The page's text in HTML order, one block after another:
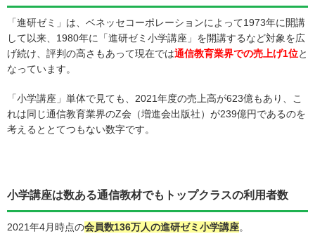
「進研ゼミ」は、ベネッセコーポレーションによって1973年に開講
して以来、1980年に「進研ゼミ小学講座」を開講するなど対象を広
げ続け、評判の高さもあって現在では通信教育業界での売上げ1位と
なっています。
「小学講座」単体で見ても、2021年度の売上高が623億もあり、こ
れは同じ通信教育業界のZ会（増進会出版社）が239億円であるのを
考えるととてつもない数字です。
小学講座は数ある通信教材でもトップクラスの利用者数
2021年4月時点の会員数136万人の進研ゼミ小学講座。